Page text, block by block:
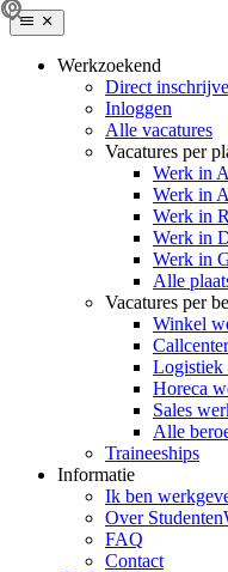
Werkzoekend
Direct
Inloggen
Alle vacatures
Vacatures per
Werk in
Werk in
Werk in
Werk in
Werk in
Alle
Vacatures per
Winkel
Logistiek
Horeca
Sales
Alle
Traineeships
Informatie
Ik ben
Over
FAQ
Contact